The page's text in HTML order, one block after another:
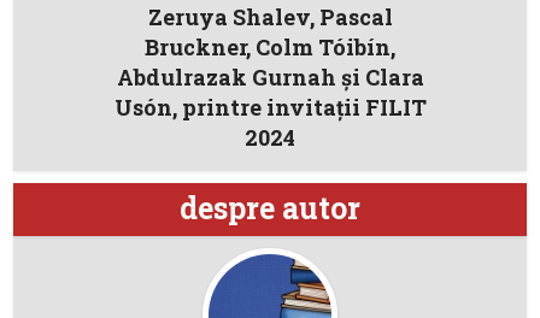
Zeruya Shalev, Pascal
Bruckner, Colm Tóibín,
Abdulrazak Gurnah şi Clara
Usón, printre invitaţii FILIT
2024
despre autor